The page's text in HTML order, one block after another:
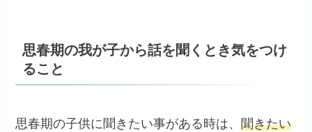
思春期の我が子から話を聞くとき気をつけ
ること
思春期の子供に聞きたい事がある時は、聞きたい